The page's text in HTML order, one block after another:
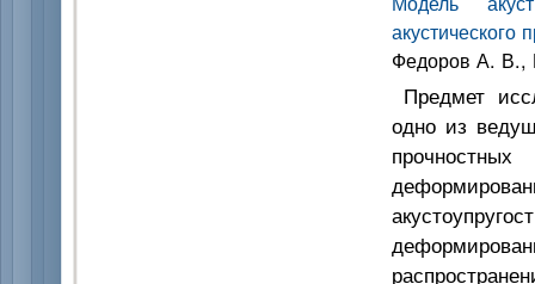
акустического
Федоров А. В.,
Предмет
одно из